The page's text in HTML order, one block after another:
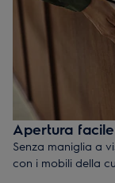
Apertura
Senza maniglia a
con i mobili della